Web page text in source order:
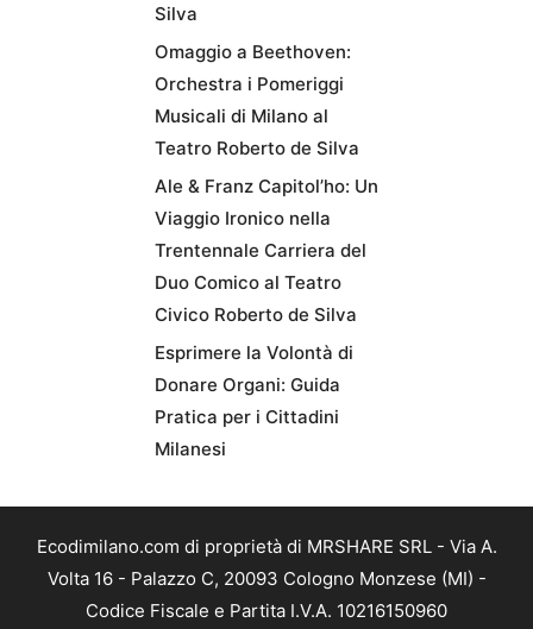
Silva
Omaggio a Beethoven:
Orchestra i Pomeriggi
Musicali di Milano al
Teatro Roberto de Silva
Ale & Franz Capitol’ho: Un
Viaggio Ironico nella
Trentennale Carriera del
Duo Comico al Teatro
Civico Roberto de Silva
Esprimere la Volontà di
Donare Organi: Guida
Pratica per i Cittadini
Milanesi
Ecodimilano.com di proprietà di MRSHARE SRL - Via A.
Volta 16 - Palazzo C, 20093 Cologno Monzese (MI) -
Codice Fiscale e Partita I.V.A. 10216150960